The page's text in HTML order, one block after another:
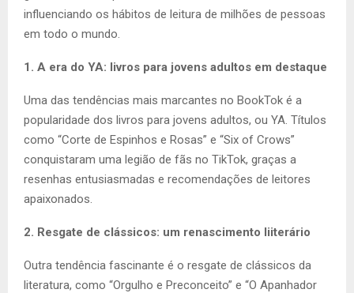
influenciando os hábitos de leitura de milhões de pessoas
em todo o mundo.
1. A era do YA: livros para jovens adultos em destaque
Uma das tendências mais marcantes no BookTok é a
popularidade dos livros para jovens adultos, ou YA. Títulos
como “Corte de Espinhos e Rosas” e “Six of Crows”
conquistaram uma legião de fãs no TikTok, graças a
resenhas entusiasmadas e recomendações de leitores
apaixonados.
2. Resgate de clássicos: um renascimento liiterário
Outra tendência fascinante é o resgate de clássicos da
literatura, como “Orgulho e Preconceito” e “O Apanhador